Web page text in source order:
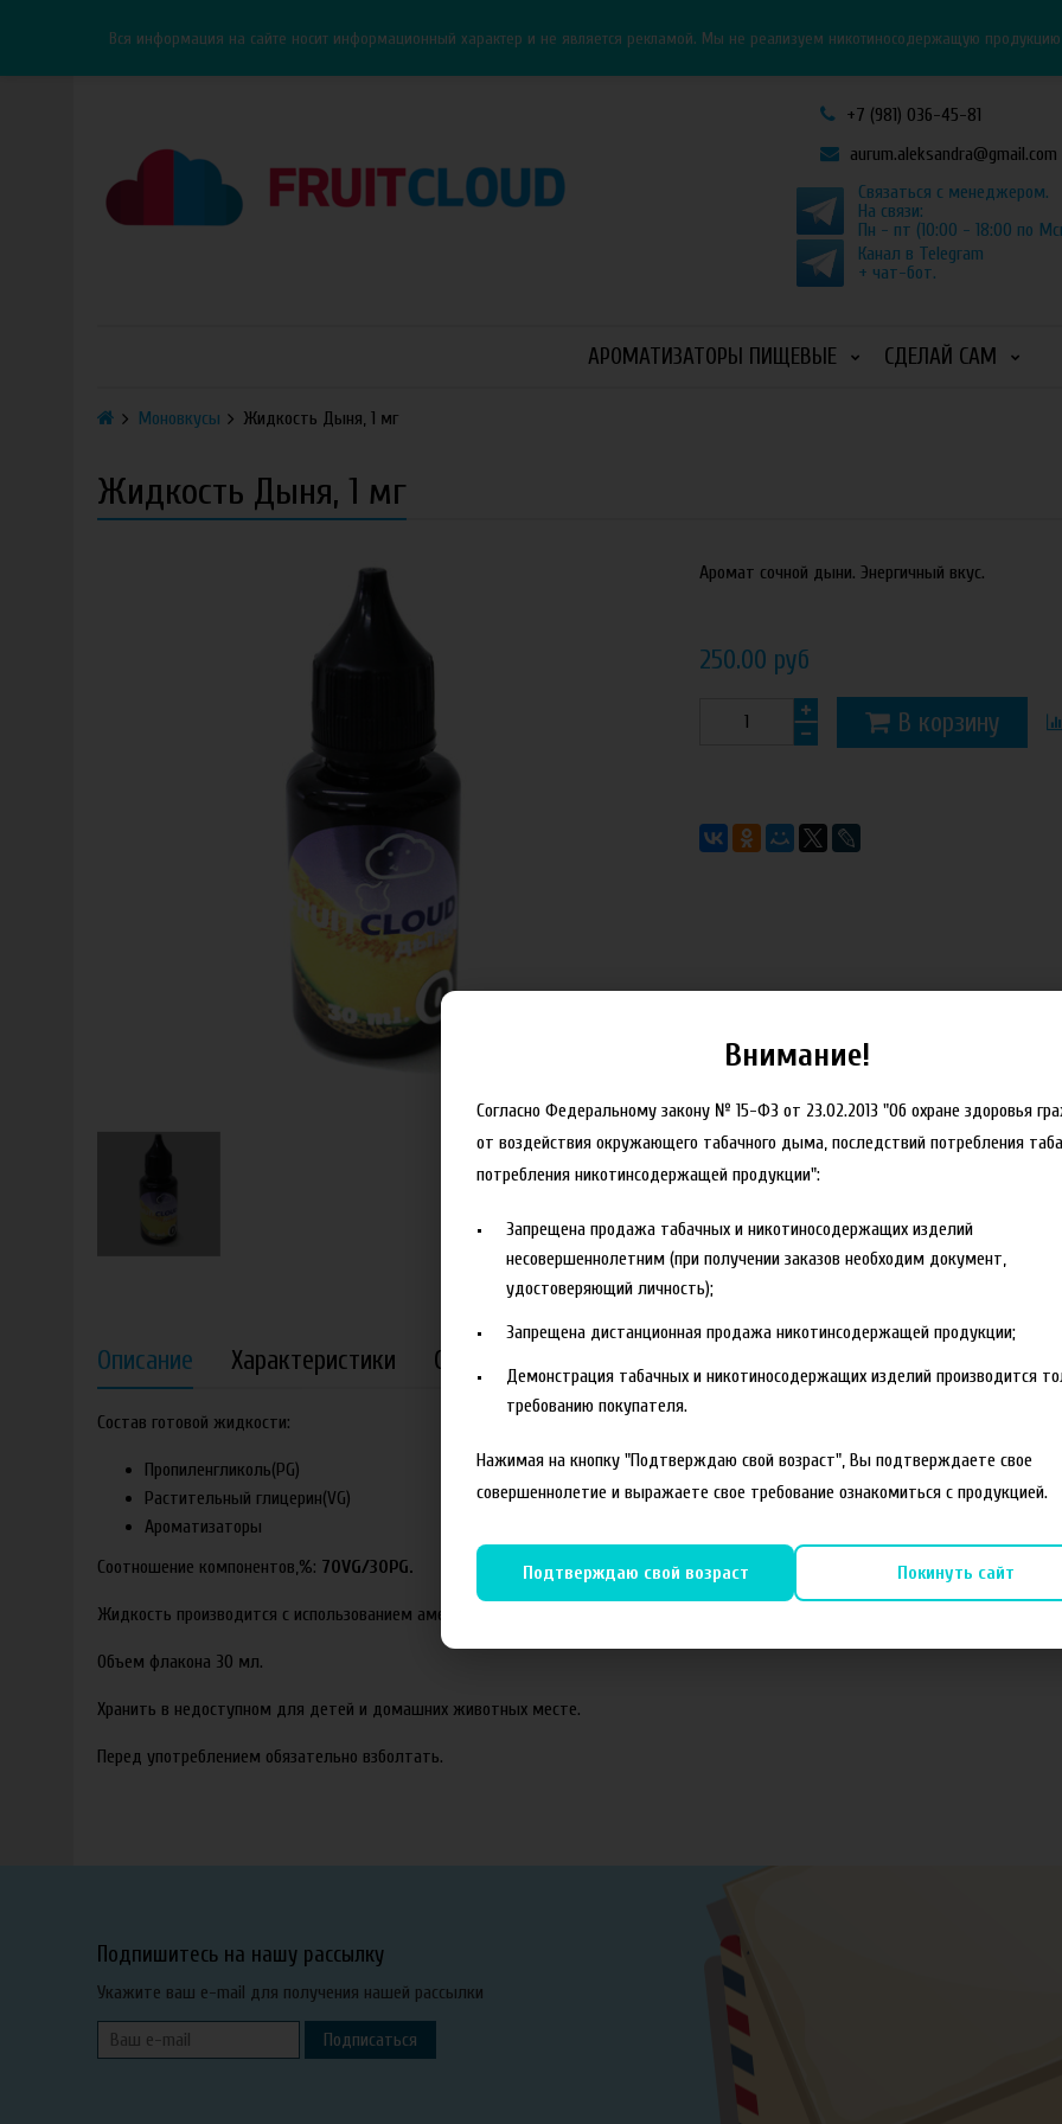
Вся информация на сайте носит информационный характер и не является рекламой. Мы не реализуем никотиносодержащую продукцию
+7 (981) 036-45-81
aurum.aleksandra@gmail.com
Связаться с менеджером.
На связи:
Пн - пт (10:00 - 18:00 по
Канал в Telegram
+ чат-бот.
АРОМАТИЗАТОРЫ ПИЩЕВЫЕ СДЕЛАЙ САМ
Моновкусы Жидкость Дыня, 1 мг
Жидкость Дыня, 1 мг
Аромат сочной дыни. Энергичный вкус.
250.00 руб
В корзину
Описание Характеристики Отзывы
Состав готовой жидкости:
Пропиленгликоль(PG)
Растительный глицерин(VG)
Ароматизаторы
Соотношение компонентов,%: 70VG/30PG.
Жидкость производится с использованием американских ароматизаторов TPA и Capella.
Объем флакона 30 мл.
Хранить в недоступном для детей и домашних животных месте.
Перед употреблением обязательно взболтать.
Подпишитесь на нашу рассылку
Укажите ваш e-mail для получения нашей рассылки
Подписаться
Внимание!
Согласно Федеральному закону № 15-ФЗ от 23.02.2013 "Об охране здоровья
от воздействия окружающего табачного дыма, последствий потребления
потребления никотинсодержащей продукции":
Запрещена продажа табачных и никотиносодержащих изделий
несовершеннолетним (при получении заказов необходим документ,
удостоверяющий личность);
Запрещена дистанционная продажа никотинсодержащей продукции;
Демонстрация табачных и никотиносодержащих изделий производится
требованию покупателя.
Нажимая на кнопку "Подтверждаю свой возраст", Вы подтверждаете свое
совершеннолетие и выражаете свое требование ознакомиться с продукцией.
Подтверждаю свой возраст Покинуть сайт